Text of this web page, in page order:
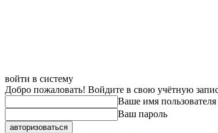
войти в систему
Добро пожаловать! Войдите в свою учётную
Ваше имя пользователя
Ваш пароль